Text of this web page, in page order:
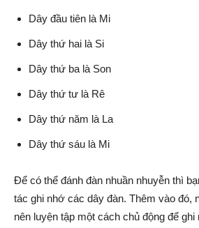
Dây đầu tiên là Mi
Dây thứ hai là Si
Dây thứ ba là Son
Dây thứ tư là Rê
Dây thứ năm là La
Dây thứ sáu là Mi
Để có thể đánh đàn nhuần nhuyễn thì
tác ghi nhớ các dây đàn. Thêm vào đó,
nên luyện tập một cách chủ động để